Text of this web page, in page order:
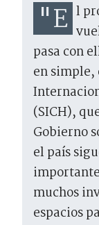
"El problema no es solo traer de
pasa con
en simple,
(SICH),
Gobierno
el país
muchos
espacios